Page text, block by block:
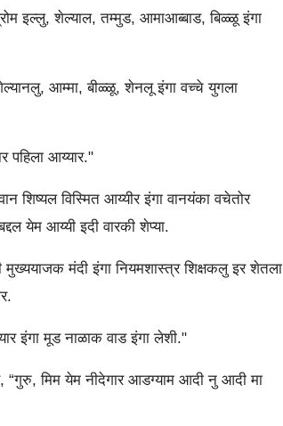
इल्लु, शेल्याल, तम्मुड, आमाआब्बाड, बिळ्ळू इंगा
आम्मा, बीळ्ळू, शेनलू इंगा वच्चे युगला
पहिला आय्यार."
शिष्यल विस्मित आय्यीर इंगा वानयंका वचेतोर
येम आय्यी इदी वारकी शेप्या.
मंदी इंगा नियमशास्त्र शिक्षकलु इर शेतला
इंगा मूड नाळाक वाड इंगा लेशी."
“गुरु, मिम येम नीदेगार आडग्याम आदी नु आदी मा